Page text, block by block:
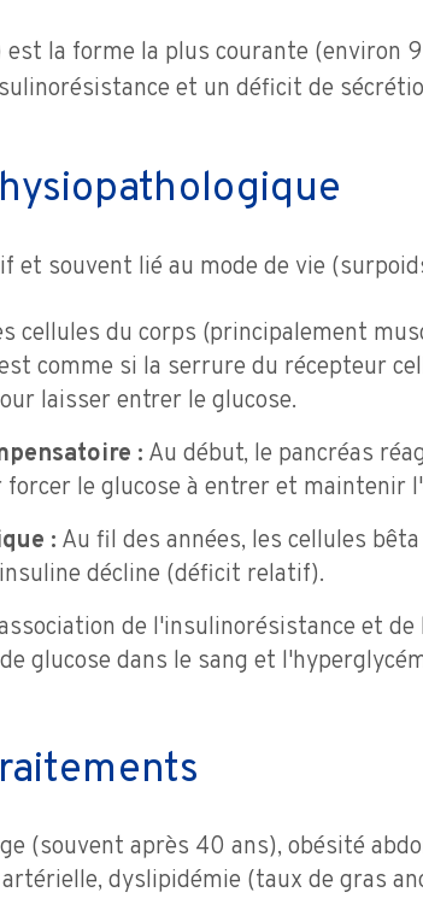
la forme la plus courante (environ
et un déficit de
et souvent lié au mode de vie
cellules du corps (principalement
comme si la serrure du récepteur
laisser entrer le glucose.
: Au début, le pancréas
le glucose à entrer et maintenir
: Au fil des années, les cellules
décline (déficit relatif).
de l'insulinorésistance et
glucose dans le sang et
(souvent après 40 ans), obésité
dyslipidémie (taux de gras